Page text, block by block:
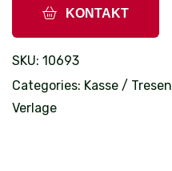
KONTAKT
SKU: 10693
Categories: Kasse / Tresen
Verlage